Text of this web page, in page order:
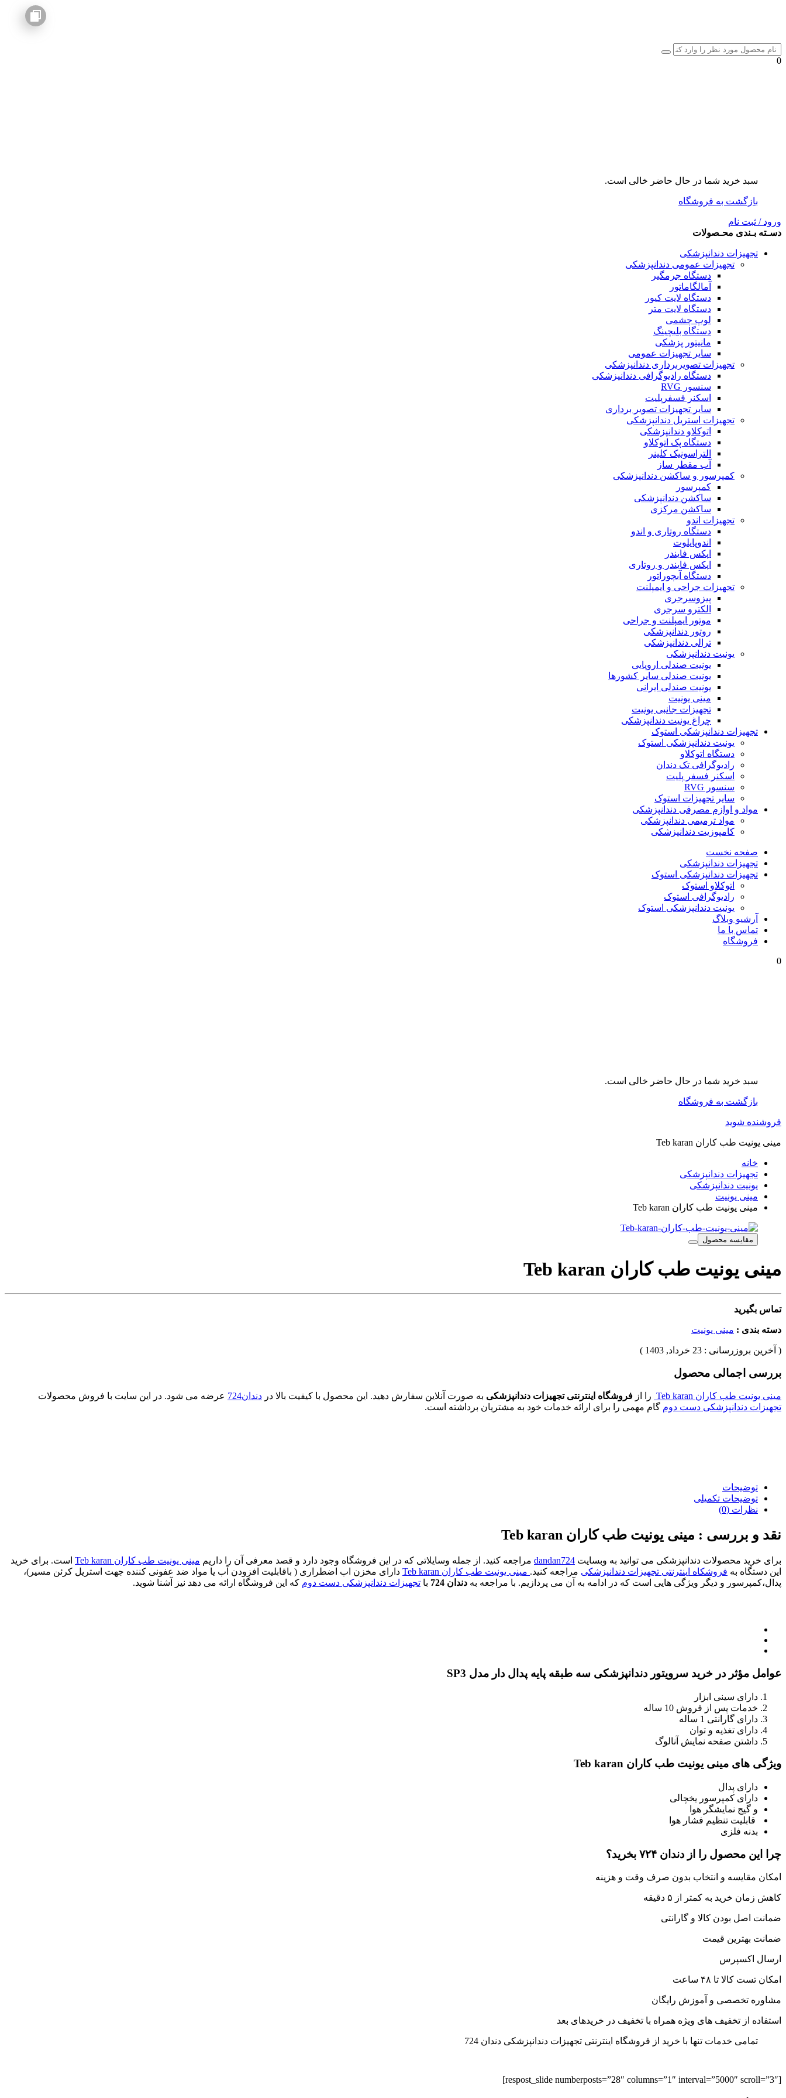
0
سبد خرید شما در حال حاضر خالی است.
بازگشت به فروشگاه
ورود / ثبت نام
دسـته بـندی محـصولات
تجهیزات دندانپزشکی
تجهیزات عمومی دندانپزشکی
دستگاه جرمگیر
آمالگاماتور
دستگاه لایت کیور
دستگاه لایت متر
لوپ چشمی
دستگاه بلیچینگ
مانیتور پزشکی
سایر تجهیزات عمومی
تجهیزات تصویربرداری دندانپزشکی
دستگاه رادیوگرافی دندانپزشکی
سنسور RVG
اسکنر فسفرپلیت
سایر تجهیزات تصویر برداری
تجهیزات استریل دندانپزشکی
اتوکلاو دندانپزشکی
دستگاه پک اتوکلاو
التراسونیک کلینر
آب مقطر ساز
کمپرسور و ساکشن دندانپزشکی
کمپرسور
ساکشن دندانپزشکی
ساکشن مرکزی
تجهیزات اندو
دستگاه روتاری و اندو
اندوپایلوت
اپکس فایندر
اپکس فایندر و روتاری
دستگاه آبچوراتور
تجهیزات جراحی و ایمپلنت
پیزوسرجری
الکترو سرجری
موتور ایمپلنت و جراحی
روتور دندانپزشکی
ترالی دندانپزشکی
یونیت دندانپزشکی
یونیت صندلی اروپایی
یونیت صندلی سایر کشورها
یونیت صندلی ایرانی
مینی یونیت
تجهیزات جانبی یونیت
چراغ یونیت دندانپزشکی
تجهیزات دندانپزشکی استوک
یونیت دندانپزشکی استوک
دستگاه اتوکلاو
رادیوگرافی تک دندان
اسکنر فسفر پلیت
سنسور RVG
سایر تجهیزات استوک
مواد و اوازم مصرفی دندانپزشکی
مواد ترمیمی دندانپزشکی
کامپوزیت دندانپزشکی
صفحه نخست
تجهیزات دندانپزشکی
تجهیزات دندانپزشکی استوک
اتوکلاو استوک
رادیوگرافی استوک
یونیت دندانپزشکی استوک
آرشیو وبلاگ
تماس با ما
فروشگاه
0
سبد خرید شما در حال حاضر خالی است.
بازگشت به فروشگاه
فروشنده شوید
مینی یونیت طب کاران Teb karan
خانه
تجهیزات دندانپزشکی
یونیت دندانپزشکی
مینی یونیت
مینی یونیت طب کاران Teb karan
مقایسه محصول
مینی یونیت طب کاران Teb karan
تماس بگیرید
دسته بندی : مینی یونیت
( آخرین بروزرسانی : 23 خرداد, 1403 )
بررسی اجمالی محصول
مینی یونیت طب کاران Teb karan را از فروشگاه اینترنتی تجهیزات دندانپزشکی به صورت آنلاین سفارش دهید. این محصول با کیفیت بالا در دندان724
عرضه می شود. در این سایت با فروش محصولات
تجهیزات دندانپزشکی دست دوم گام مهمی را برای ارائه خدمات خود به مشتریان برداشته است.
توضیحات
توضیحات تکمیلی
نظرات (0)
نقد و بررسی : مینی یونیت طب کاران Teb karan
برای خرید محصولات دندانپزشکی می توانید به وبسایت dandan724 مراجعه کنید. از جمله وسایلاتی که در این فروشگاه وجود دارد و قصد معرفی آن را داریم مینی یونیت طب کاران Teb karan
است. برای خرید
این دستگاه به فروشکاه اینترنتی تجهیزات دندانپزشکی مراجعه کنید. مینی یونیت طب کاران Teb karan
دارای مخزن اب اضطراری ( باقابلیت افزودن آب یا مواد ضد عفونی کننده جهت استریل کرئن مسیر)،
پدال،کمپرسور و دیگر ویژگی هایی است که در ادامه به آن می پردازیم. با مراجعه به دندان 724 با تجهیزات دندانپزشکی دست دوم که این فروشگاه ارائه می دهد نیز آشنا شوید.
عوامل مؤثر در خرید سرویتور دندانپزشکی سه طبقه پایه پدال دار مدل SP3
دارای سینی ابزار
خدمات پس از فروش 10 ساله
دارای گارانتی 1 ساله
دارای تغذیه و توان
داشتن صفحه نمایش آنالوگ
ویژگی های مینی یونیت طب کاران Teb karan
دارای پدال
دارای کمپرسور یخچالی
و گیج نمایشگر هوا
قابلیت تنظیم فشار هوا
بدنه فلزی
چرا این محصول را از دندان ۷۲۴ بخرید؟
امکان مقایسه و انتخاب بدون صرف وقت و هزینه
کاهش زمان خرید به کمتر از ۵ دقیقه
ضمانت اصل بودن کالا و گارانتی
ضمانت بهترین قیمت
ارسال اکسپرس
امکان تست کالا تا ۴۸ ساعت
مشاوره تخصصی و آموزش رایگان
استفاده از تخفیف های ویژه همراه با تخفیف در خرید‌های بعد
تمامی خدمات تنها با خرید از فروشگاه اینترنتی تجهیزات دندانپزشکی دندان 724
[respost_slide numberposts=”28″ columns=”1″ interval=”5000″ scroll=”3″]